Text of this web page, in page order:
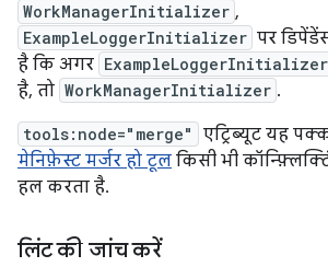
WorkManagerInitializer ,
ExampleLoggerInitializer पर
है कि अगर ExampleLoggerInitializer
है, तो WorkManagerInitializer .
tools:node="merge"
एट्रिब्यूट यह
मेनिफ़ेस्ट मर्जर हो टूल किसी भी
हल करता है.
लिंट की जांच करें